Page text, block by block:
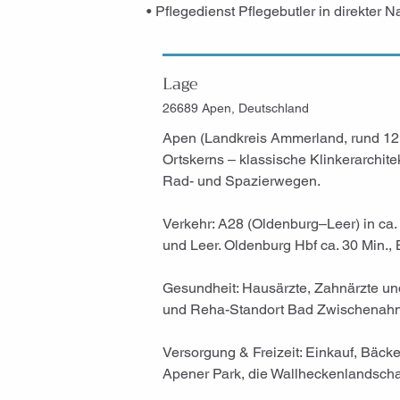
• Pflegedienst Pflegebutler in direkter
Lage
26689 Apen, Deutschland
Apen (Landkreis Ammerland, rund
Ortskerns – klassische
Rad- und Spazierwegen.
Verkehr: A28 (Oldenburg–Leer) in
und Leer. Oldenburg Hbf ca. 30
Gesundheit: Hausärzte, Zahnärzte
und Reha-Standort Bad
Versorgung & Freizeit: Einkauf,
Apener Park, die